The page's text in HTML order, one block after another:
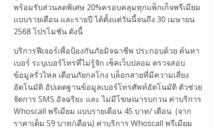
พร้อมรับส่วนลดพิเศษ 20%ครอบคลุมทุกแพ็กเก็จพรีเมียม
แบบรายเดือน และรายปี ได้ตั้งแต่วันนี้จนถึง 30 เมษายน
2568 โปรโมชัน ดังนี้
บริการฟีเจอร์เพื่อป้องกันภัยมิจฉาชีพ ประกอบด้วย ค้นหา
เบอร์ ระบุเบอร์โทรที่ไม่รู้จัก เช็คเว็บปลอม ตรวจสอบ
ข้อมูลรั่วไหล เตือนภัยกลโกง บล็อกสายที่มีความเสี่ยง
อัตโนมัติ อัปเดตฐานข้อมูลเบอร์โทรศัพท์อัตโนมัติ ตัวช่วย
จัดการ SMS อัจฉริยะ และ ไม่มีโฆษณารบกวน ค่าบริการ
Whoscall พรีเมียม แบบรายเดือน 45 บาท/ เดือน (จาก
ราคาเต็ม 59 บาท/เดือน) ค่าบริการ Whoscall พรีเมียม